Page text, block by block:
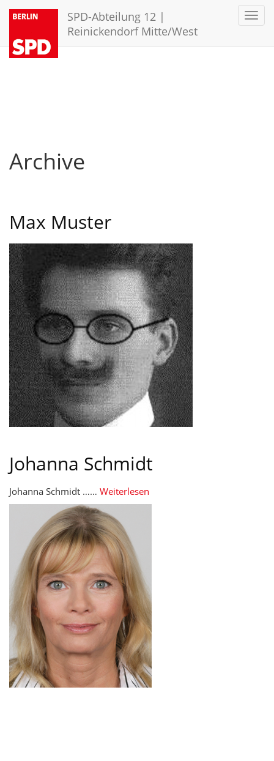
SPD-Abteilung 12 |
Reinickendorf Mitte/West
Archive
Max Muster
Johanna Schmidt
Johanna Schmidt …… Weiterlesen